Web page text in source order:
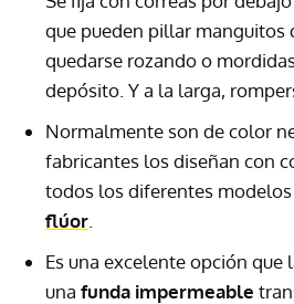
que pueden pillar manguitos
quedarse rozando o
depósito. Y a la larga,
Normalmente son de color
fabricantes los diseñan con
todos los diferentes
flúor
Es una excelente opción que
una funda impermeable